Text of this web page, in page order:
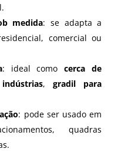
medida: se adapta a
comercial ou
: ideal comocerca de
,gradil para
: pode ser usado em
quadras